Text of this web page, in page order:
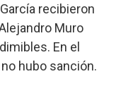
recibieron
Muro
En el
hubo sanción.